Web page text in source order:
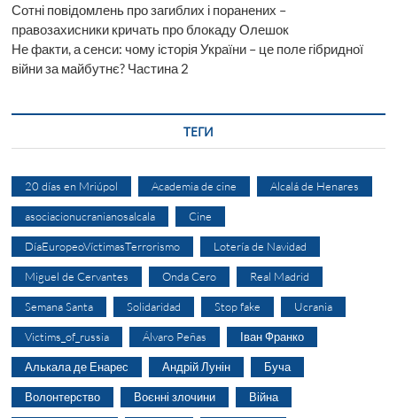
Сотні повідомлень про загиблих і поранених –
правозахисники кричать про блокаду Олешок
Не факти, а сенси: чому історія України – це поле гібридної
війни за майбутнє? Частина 2
ТЕГИ
20 días en Mriúpol Academia de cine Alcalá de Henares
asociacionucranianosalcala Cine
DíaEuropeoVíctimasTerrorismo Lotería de Navidad
Miguel de Cervantes Onda Cero Real Madrid
Semana Santa Solidaridad Stop fake Ucrania
Victims_of_russia Álvaro Peñas Іван Франко
Алькала де Енарес Андрій Лунін Буча
Волонтерство Воєнні злочини Війна